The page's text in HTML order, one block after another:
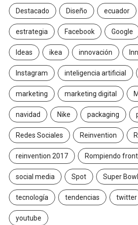
Destacado Diseño ecuador
estrategia Facebook Google
Ideas ikea innovación
Instagram inteligencia artificial
marketing marketing digital
navidad Nike packaging
Redes Sociales Reinvention
reinvention 2017 Rompiendo
social media Spot Super Bowl
tecnología tendencias twitter
youtube